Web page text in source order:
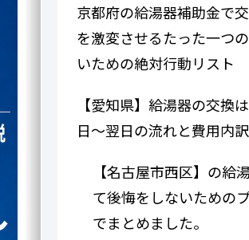
京都府の給湯器補助金で
を激変させるたった一つ
いための絶対行動リスト
【愛知県】給湯器の交換
日〜翌日の流れと費用内訳
【名古屋市西区】の給
て後悔をしないための
でまとめました。